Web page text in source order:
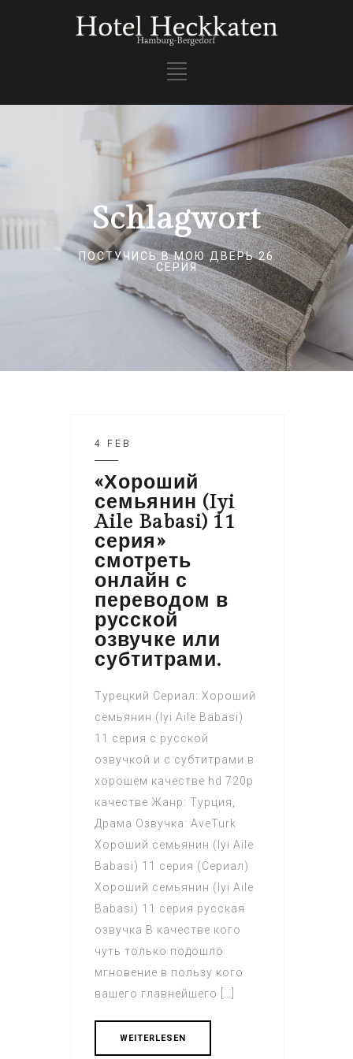
Schlagwort
ПОСТУЧИСЬ В МОЮ ДВЕРЬ 26
СЕРИЯ
4 FEB
«Хороший
семьянин (Iyi
Aile Babasi) 11
серия»
смотреть
онлайн с
переводом в
русской
озвучке или
субтитрами.
Турецкий Сериал: Хороший
семьянин (Iyi Aile Babasi)
11 серия с русской
озвучкой и с субтитрами в
хорошем качестве hd 720p
качестве Жанр: Турция,
Драма Озвучка: AveTurk
Хороший семьянин (Iyi Aile
Babasi) 11 серия (Сериал)
Хороший семьянин (Iyi Aile
Babasi) 11 серия русская
озвучка В качестве кого
чуть только подошло
мгновение в пользу кого
вашего главнейшего […]
WEITERLESEN